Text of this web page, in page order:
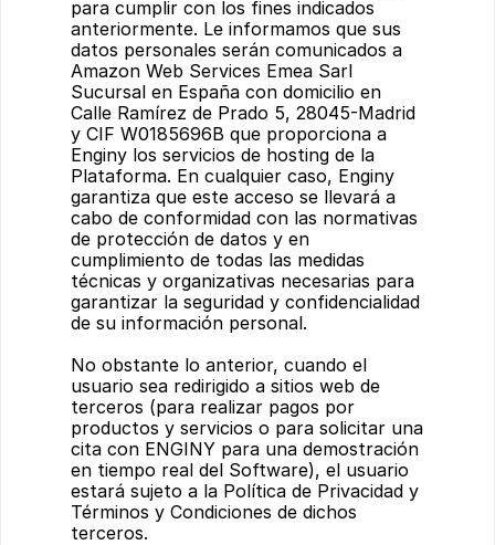
para cumplir con los fines indicados
anteriormente. Le informamos que sus
datos personales serán comunicados a
Amazon Web Services Emea Sarl
Sucursal en España con domicilio en
Calle Ramírez de Prado 5, 28045-Madrid
y CIF W0185696B que proporciona a
Enginy los servicios de hosting de la
Plataforma. En cualquier caso, Enginy
garantiza que este acceso se llevará a
cabo de conformidad con las normativas
de protección de datos y en
cumplimiento de todas las medidas
técnicas y organizativas necesarias para
garantizar la seguridad y confidencialidad
de su información personal.
No obstante lo anterior, cuando el
usuario sea redirigido a sitios web de
terceros (para realizar pagos por
productos y servicios o para solicitar una
cita con ENGINY para una demostración
en tiempo real del Software), el usuario
estará sujeto a la Política de Privacidad y
Términos y Condiciones de dichos
terceros.